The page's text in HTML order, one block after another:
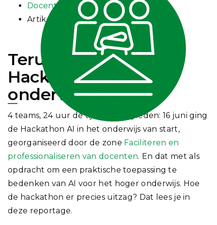
Docentprofessionalisering
Artikel
Terugblikken op de
Hackathon AI in het
onderwijs
4 teams, 24 uur de tijd en 3 juryleden: 16 juni ging
de Hackathon AI in het onderwijs van start,
georganiseerd door de zone Faciliteren en
professionaliseren van docenten. En dat met als
opdracht om een praktische toepassing te
bedenken van AI voor het hoger onderwijs. Hoe
de hackathon er precies uitzag? Dat lees je in
deze reportage.